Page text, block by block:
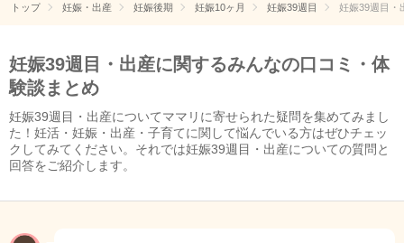
イト
トップ 妊娠・出産 妊娠後期 妊娠10ヶ月 妊娠39週目 妊娠39週目
妊娠39週目・出産に関するみんなの口コミ・体
験談まとめ
妊娠39週目・出産についてママリに寄せられた疑問を集めてみまし
た！妊活・妊娠・出産・子育てに関して悩んでいる方はぜひチェッ
クしてみてください。それでは妊娠39週目・出産についての質問と
回答をご紹介します。